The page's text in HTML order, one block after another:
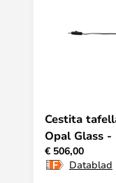
Cestita
Opal Glass
€ 506,00
Datablad